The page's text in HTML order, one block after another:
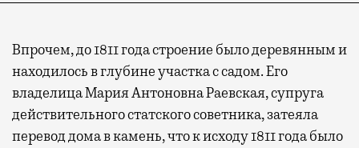
Впрочем, до 1811 года строение было деревянным и
находилось в глубине участка с садом. Его
владелица Мария Антоновна Раевская, супруга
действительного статского советника, затеяла
перевод дома в камень, что к исходу 1811 года было